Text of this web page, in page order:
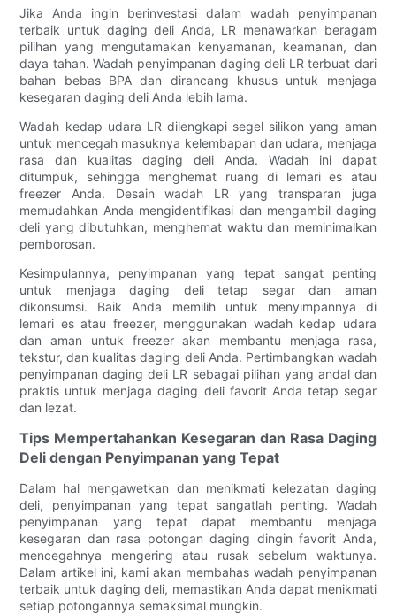
Jika Anda ingin berinvestasi dalam wadah penyimpanan
terbaik untuk daging deli Anda, LR menawarkan beragam
pilihan yang mengutamakan kenyamanan, keamanan, dan
daya tahan. Wadah penyimpanan daging deli LR terbuat dari
bahan bebas BPA dan dirancang khusus untuk menjaga
kesegaran daging deli Anda lebih lama.
Wadah kedap udara LR dilengkapi segel silikon yang aman
untuk mencegah masuknya kelembapan dan udara, menjaga
rasa dan kualitas daging deli Anda. Wadah ini dapat
ditumpuk, sehingga menghemat ruang di lemari es atau
freezer Anda. Desain wadah LR yang transparan juga
memudahkan Anda mengidentifikasi dan mengambil daging
deli yang dibutuhkan, menghemat waktu dan meminimalkan
pemborosan.
Kesimpulannya, penyimpanan yang tepat sangat penting
untuk menjaga daging deli tetap segar dan aman
dikonsumsi. Baik Anda memilih untuk menyimpannya di
lemari es atau freezer, menggunakan wadah kedap udara
dan aman untuk freezer akan membantu menjaga rasa,
tekstur, dan kualitas daging deli Anda. Pertimbangkan wadah
penyimpanan daging deli LR sebagai pilihan yang andal dan
praktis untuk menjaga daging deli favorit Anda tetap segar
dan lezat.
Tips Mempertahankan Kesegaran dan Rasa Daging
Deli dengan Penyimpanan yang Tepat
Dalam hal mengawetkan dan menikmati kelezatan daging
deli, penyimpanan yang tepat sangatlah penting. Wadah
penyimpanan yang tepat dapat membantu menjaga
kesegaran dan rasa potongan daging dingin favorit Anda,
mencegahnya mengering atau rusak sebelum waktunya.
Dalam artikel ini, kami akan membahas wadah penyimpanan
terbaik untuk daging deli, memastikan Anda dapat menikmati
setiap potongannya semaksimal mungkin.